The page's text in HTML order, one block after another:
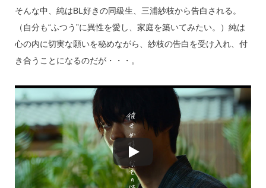
そんな中、純はBL好きの同級生、三浦紗枝から告白される。
（自分も“ふつう”に異性を愛し、家庭を築いてみたい。）純は
心の内に切実な願いを秘めながら、紗枝の告白を受け入れ、付
き合うことになるのだが・・・。